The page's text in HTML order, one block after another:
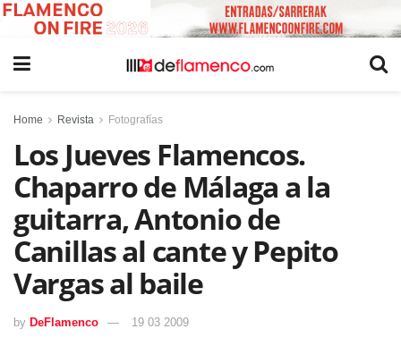
Home Revista Fotografías
Los Jueves Flamencos.
Chaparro de Málaga a la
guitarra, Antonio de
Canillas al cante y Pepito
Vargas al baile
by DeFlamenco 19 03 2009